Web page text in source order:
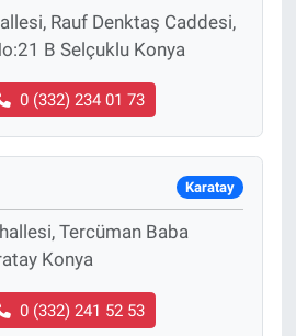
Rauf Denktaş Caddesi,
B Selçuklu Konya
0 (332) 234 01 73
Karatay
Tercüman Baba
Konya
0 (332) 241 52 53